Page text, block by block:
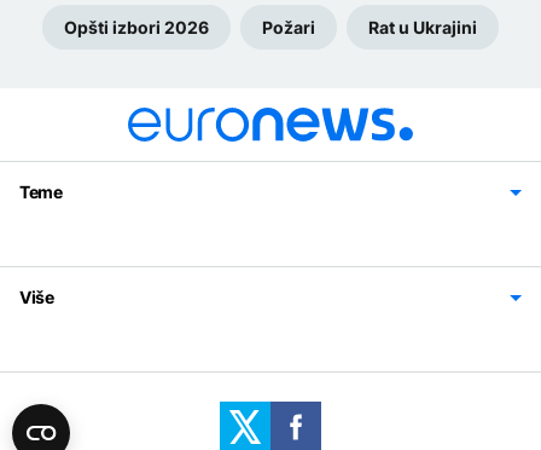
Opšti izbori 2026 Požari Rat u Ukrajini
Teme
Svijet
Sport
Magazin
Više
Politika privatnosti
Uslovi korišćenja